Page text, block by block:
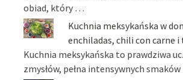
obiad, który …
Kuchnia meksykańska w
enchiladas, chili con carne i
Kuchnia meksykańska to prawdziwa
zmysłów, pełna intensywnych